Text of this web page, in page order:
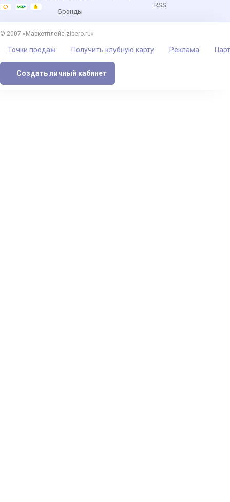
Брэнды
RSS
© 2007 «Маркетплейс zibero.ru»
Точки продаж Получить клубную карту Реклама
Создать личный кабинет